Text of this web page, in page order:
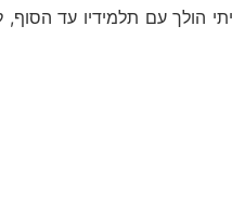
הולך עם תלמידיו עד הסוף,